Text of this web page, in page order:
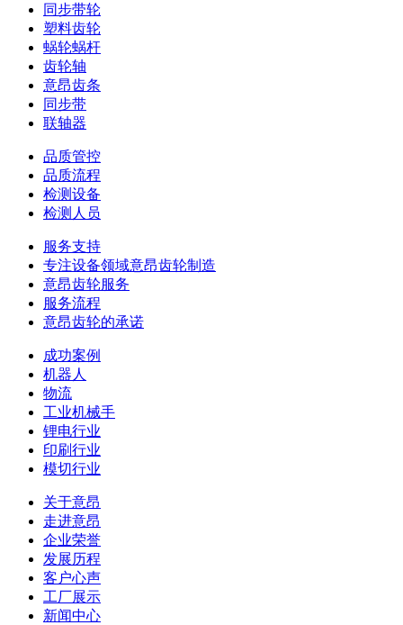
同步带轮
塑料齿轮
蜗轮蜗杆
齿轮轴
意昂齿条
同步带
联轴器
品质管控
品质流程
检测设备
检测人员
服务支持
专注设备领域意昂齿轮制造
意昂齿轮服务
服务流程
意昂齿轮的承诺
成功案例
机器人
物流
工业机械手
锂电行业
印刷行业
模切行业
关于意昂
走进意昂
企业荣誉
发展历程
客户心声
工厂展示
新闻中心